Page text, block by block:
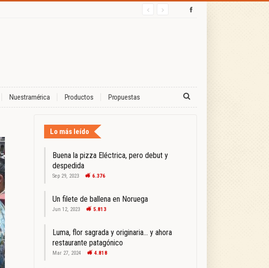
Nuestramérica Productos Propuestas
Lo más leído
Buena la pizza Eléctrica, pero debut y
despedida
Sep 29, 2023 6.376
Un filete de ballena en Noruega
Jun 12, 2023 5.813
Luma, flor sagrada y originaria… y ahora
restaurante patagónico
Mar 27, 2024 4.818